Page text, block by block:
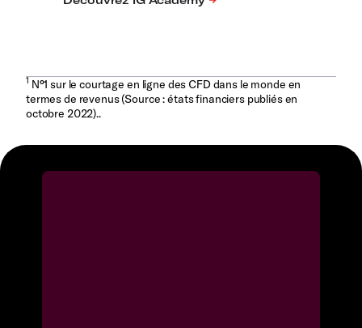
1N°1 sur le courtage en ligne des CFD dans le monde en
termes de revenus (Source : états financiers publiés en
octobre 2022)..